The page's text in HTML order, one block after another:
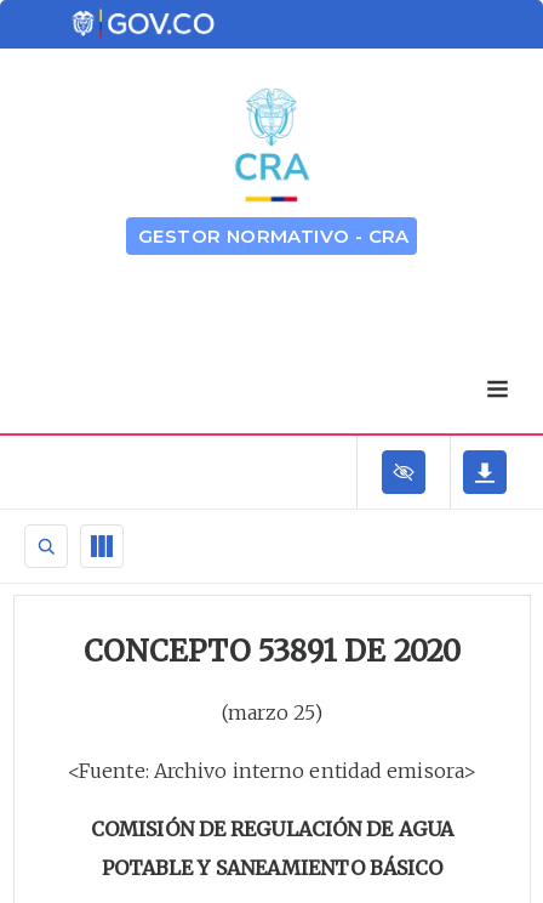
GESTOR NORMATIVO - CRA
CONCEPTO 53891 DE 2020
(marzo 25)
<Fuente: Archivo interno entidad emisora>
COMISIÓN DE REGULACIÓN DE AGUA
POTABLE Y SANEAMIENTO BÁSICO